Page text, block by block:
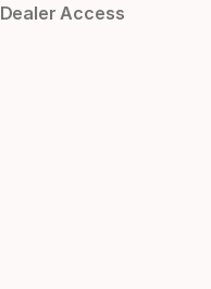
Dealer Access